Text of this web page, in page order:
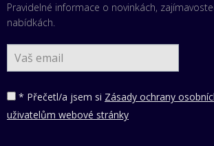
Pravidelné informace o novinkách,
nabídkách.
* Přečetl/a jsem si Zásady ochrany
uživatelům webové stránky